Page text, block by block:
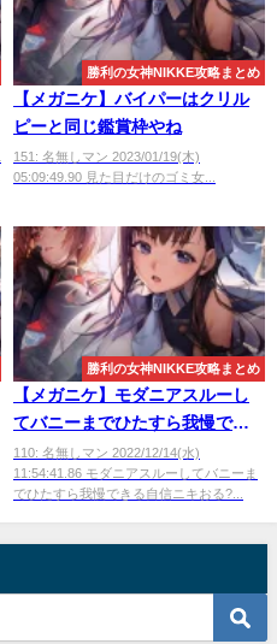
勝利の女神NIKKE攻略まとめ
【メガニケ】バイパーはクリル
ピーと同じ鑑賞枠やね
151: 名無しマン 2023/01/19(木)
05:09:49.90 見た目だけのゴミ女...
勝利の女神NIKKE攻略まとめ
【メガニケ】モダニアスルーし
てバニーまでひたすら我慢でき
る自信ニキおる?
110: 名無しマン 2022/12/14(水)
11:54:41.86 モダニアスルーしてバニーま
でひたすら我慢できる自信ニキおる?...